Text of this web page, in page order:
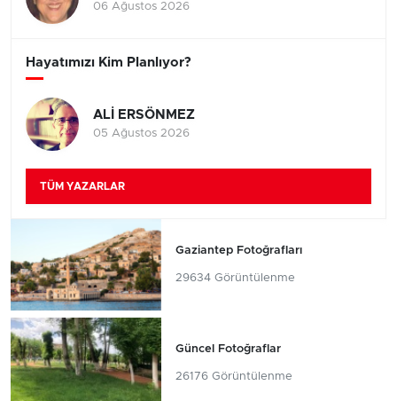
06 Ağustos 2026
Hayatımızı Kim Planlıyor?
ALİ ERSÖNMEZ
05 Ağustos 2026
TÜM YAZARLAR
Gaziantep Fotoğrafları
29634 Görüntülenme
Güncel Fotoğraflar
26176 Görüntülenme